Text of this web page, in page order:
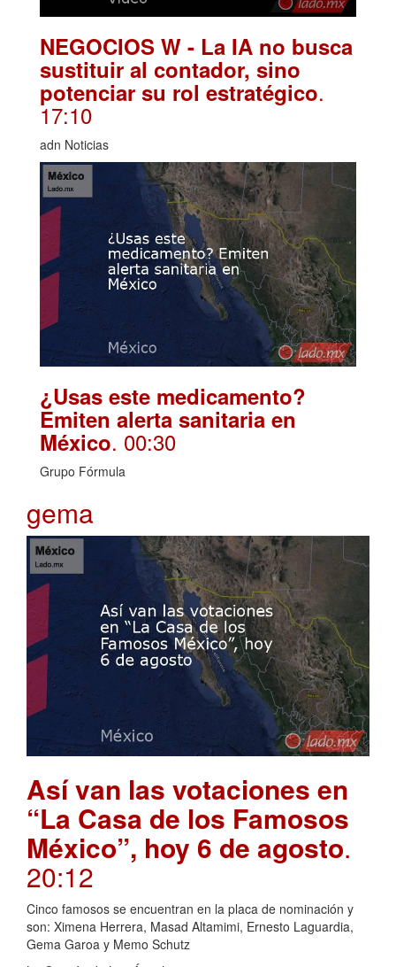
NEGOCIOS W - La IA no busca
sustituir al contador, sino
potenciar su rol estratégico.
17:10
adn Noticias
¿Usas este medicamento?
Emiten alerta sanitaria en
México. 00:30
Grupo Fórmula
gema
Así van las votaciones en
“La Casa de los Famosos
México”, hoy 6 de agosto.
20:12
Cinco famosos se encuentran en la placa de nominación y
son: Ximena Herrera, Masad Altamimi, Ernesto Laguardia,
Gema Garoa y Memo Schutz